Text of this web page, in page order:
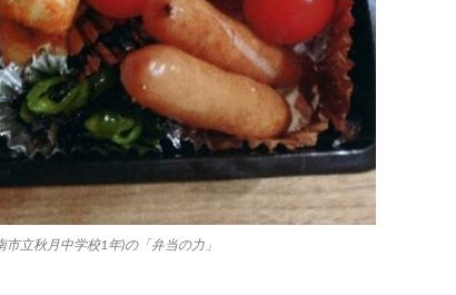
立秋月中学校1年)の「弁当の力」